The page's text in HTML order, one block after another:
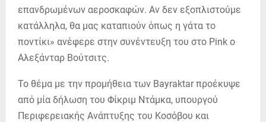
επανδρωμένων αεροσκαφών. Αν δεν εξοπλιστούμε
κατάλληλα, θα μας καταπιούν όπως η γάτα το
ποντίκι» ανέφερε στην συνέντευξη του στο Pink ο
Αλεξάνταρ Βούτσιτς.
Το θέμα με την προμήθεια των Bayraktar προέκυψε
από μία δήλωση του Φίκριμ Ντάμκα, υπουργού
Περιφερειακής Ανάπτυξης του Κοσόβου και